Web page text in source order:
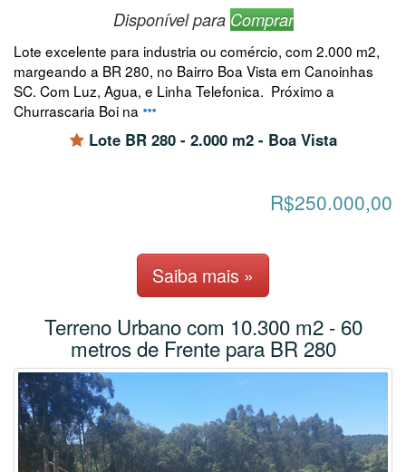
Disponível para Comprar
Lote excelente para industria ou comércio, com 2.000 m2,
margeando a BR 280, no Bairro Boa Vista em Canoinhas
SC. Com Luz, Agua, e Linha Telefonica. Próximo a
Churrascaria Boi na
Lote BR 280 - 2.000 m2 - Boa Vista
R$250.000,00
Saiba mais »
Terreno Urbano com 10.300 m2 - 60
metros de Frente para BR 280